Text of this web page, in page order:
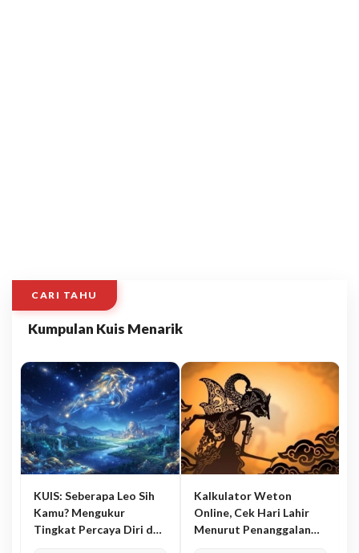
CARI TAHU
Kumpulan Kuis Menarik
KUIS: Seberapa Leo Sih
Kamu? Mengukur
Tingkat Percaya Diri dan
Kalkulator Weton
Online, Cek Hari Lahir
Menurut Penanggalan